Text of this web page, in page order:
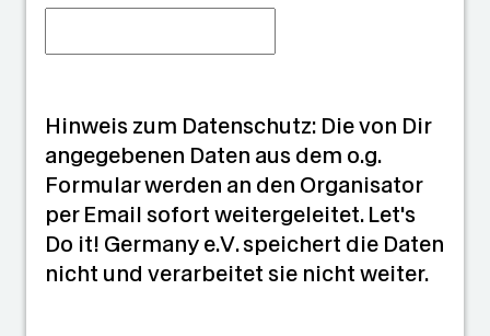
Hinweis zum Datenschutz: Die von Dir
angegebenen Daten aus dem o.g.
Formular werden an den Organisator
per Email sofort weitergeleitet. Let's
Do it! Germany e.V. speichert die Daten
nicht und verarbeitet sie nicht weiter.